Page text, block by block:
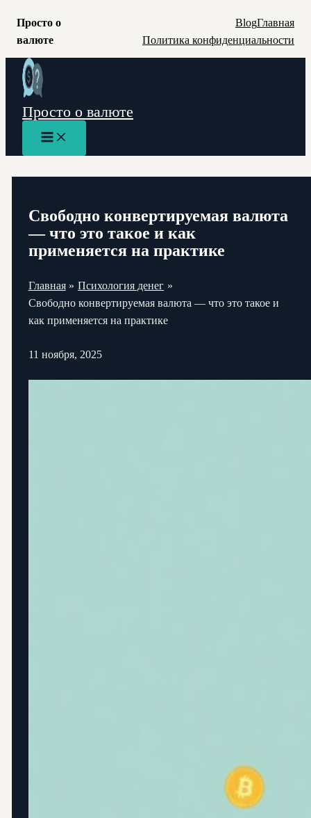
Просто о
валюте
BlogГлавная
Политика конфиденциальности
Перейти
содержимому
Просто о валюте
Main
Menu
Свободно конвертируемая валюта
— что это такое и как
применяется на практике
Главная
Психология денег
Свободно конвертируемая валюта — что это такое и
как применяется на практике
11 ноября, 2025